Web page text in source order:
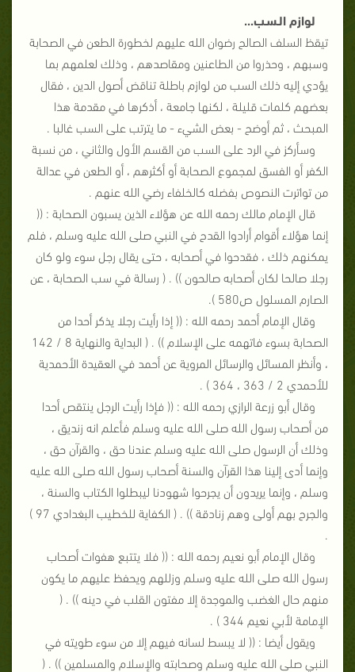
لوازم الـسـب...
تيقظ السلف الصالح رضوان الله عليهم لخطورة الطعن في الصحابة
وسبهم ، وحذروا من الطاعنين ومقاصدهم ، وذلك لعلمهم بما
يؤدي إليه ذلك السب من لوازم باطلة تناقض أصول الدين ، فقال
بعضهم كلمات قليلة ، لكنها جامعة ، أذكرها في مقدمة هذا
المبحث ، ثم أوضح - بعض الشيء - ما يترتب على السب غالبا .
وسأركز في الرد على السب من القسم الأول والثاني ، من نسبة
الكفر أو الفسق لمجموع الصحابة أو أكثرهم ، أو الطعن في عدالة
من تواترت النصوص بفضله كالخلفاء رضي الله عنهم .
قال الإمام مالك رحمه الله عن هؤلاء الذين يسبون الصحابة : ((
إنما هؤلاء أقوام أرادوا القدح في النبي صلى الله عليه وسلم ، فلم
يمكنهم ذلك ، فقدحوا في أصحابه ، حتى يقال رجل سوء ولو كان
رجلا صالحا لكان أصحابه صالحون )) . ( رسالة في سب الصحابة ، عن
الصارم المسلول ص580 ).
وقال الإمام أحمد رحمه الله : (( إذا رأيت رجلا يذكر أحدا من
الصحابة بسوء فاتهمه على الإسلام )) . ( البداية والنهاية 8 / 142
، وأنظر المسائل والرسائل المروية عن أحمد في العقيدة الأحمدية
للأحمدي 2 / 363 ، 364 ) .
وقال أبو زرعة الرازي رحمه الله : (( فإذا رأيت الرجل ينتقص أحدا
من أصحاب رسول الله صلى الله عليه وسلم فأعلم انه زنديق ،
وذلك أن الرسول صلى الله عليه وسلم عندنا حق ، والقرآن حق ،
وإنما أدى إلينا هذا القرآن والسنة أصحاب رسول الله صلى الله عليه
وسلم ، وإنما يريدون أن يجرحوا شهودنا ليبطلوا الكتاب والسنة ،
والجرح بهم أولى وهم زنادقة )) . ( الكفاية للخطيب البغدادي 97 )
.
وقال الإمام أبو نعيم رحمه الله : (( فلا يتتبع هفوات أصحاب
رسول الله صلى الله عليه وسلم وزللهم ويحفظ عليهم ما يكون
منهم حال الغضب والموجدة إلا مفتون القلب في دينه )) . (
الإمامة لأبي نعيم 344 ) .
ويقول أيضا : (( لا يبسط لسانه فيهم إلا من سوء طويته في
النبي صلى الله عليه وسلم وصحابته والإسلام والمسلمين )) . (